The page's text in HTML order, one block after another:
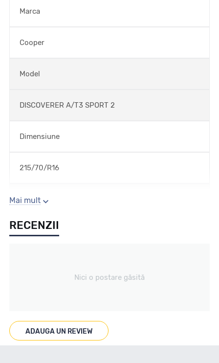
Marca
Cooper
Model
DISCOVERER A/T3 SPORT 2
Dimensiune
215/70/R16
Sezon
All season / Off Road
Marcaje
Mai mult
RECENZII
Nici o postare găsită
ADAUGA UN REVIEW